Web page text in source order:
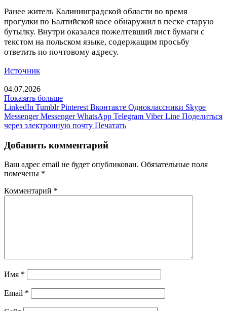
Ранее житель Калининградской области во время
прогулки по Балтийской косе обнаружил в песке старую
бутылку. Внутри оказался пожелтевший лист бумаги с
текстом на польском языке, содержащим просьбу
ответить по почтовому адресу.
Источник
04.07.2026
Показать больше
LinkedIn Tumblr Pinterest Вконтакте Одноклассники Skype
Messenger Messenger WhatsApp Telegram Viber Line Поделиться
через электронную почту Печатать
Добавить комментарий
Ваш адрес email не будет опубликован. Обязательные поля
помечены *
Комментарий *
Имя *
Email *